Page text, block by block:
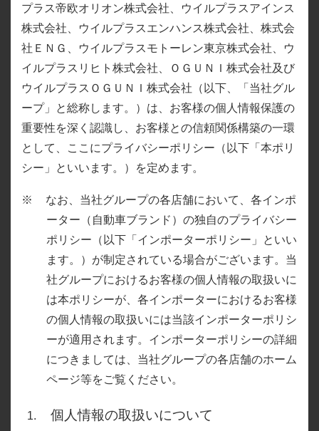
中長期戦略とサステナビリティ
IRカレンダー
株主還元
FAQ
免責事項
ディスクロジャーポリシー
IR資料
サステナビリティ
ウイルプラスモトーレン株式会社
ウイルプラスモトーレン東京株式会社
ウイルプラス帝欧オリオン株式会社
OGUNI株式会社
ウイルプラスリヒト株式会社
ウイルプラスアインス株式会社
ウイルプラスOGUNI株式会社
ウイルプラスエンハンス株式会社
お客様、お取引先の方、その他一般のお問い合わせ
当社株主、投資家の方、開示資料
及びM&Aに関するお問い合わせ
English IR
プラス帝欧オリオン株式会社、ウイルプラスアインス
株式会社、ウイルプラスエンハンス株式会社、株式会
社ＥＮＧ、ウイルプラスモトーレン東京株式会社、ウ
イルプラスリヒト株式会社、ＯＧＵＮＩ株式会社及び
ウイルプラスＯＧＵＮＩ株式会社（以下、「当社グル
ープ」と総称します。）は、お客様の個人情報保護の
重要性を深く認識し、お客様との信頼関係構築の一環
として、ここにプライバシーポリシー（以下「本ポリ
シー」といいます。）を定めます。
なお、当社グループの各店舗において、各インポ
ーター（自動車ブランド）の独自のプライバシー
ポリシー（以下「インポーターポリシー」といい
ます。）が制定されている場合がございます。当
社グループにおけるお客様の個人情報の取扱いに
は本ポリシーが、各インポーターにおけるお客様
の個人情報の取扱いには当該インポーターポリシ
ーが適用されます。インポーターポリシーの詳細
につきましては、当社グループの各店舗のホーム
ページ等をご覧ください。
個人情報の取扱いについて